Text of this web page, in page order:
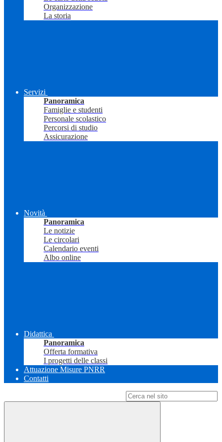
Organizzazione
La storia
Servizi
Panoramica
Famiglie e studenti
Personale scolastico
Percorsi di studio
Assicurazione
Novità
Panoramica
Le notizie
Le circolari
Calendario eventi
Albo online
Didattica
Panoramica
Offerta formativa
I progetti delle classi
Attuazione Misure PNRR
Contatti